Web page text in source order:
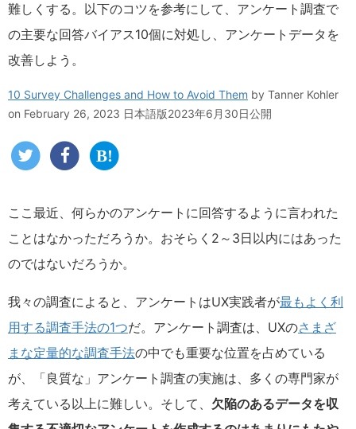
g
a
o
難しくする。以下のコツを参考にして、アンケート調査で
の主要な回答バイアス10個に対処し、アンケートデータを
改善しよう。
10 Survey Challenges and How to Avoid Them by Tanner Kohler
on February 26, 2023 日本語版2023年6月30日公開
ここ最近、何らかのアンケートに回答するように言われた
ことはなかっただろうか。おそらく2～3日以内にはあった
のではないだろうか。
我々の調査によると、アンケートはUX実践者が最もよく利
用する調査手法の1つだ。アンケート調査は、UXのさまざ
まな定量的な調査手法の中でも重要な位置を占めている
が、「良質な」アンケート調査の実施は、多くの専門家が
考えている以上に難しい。そして、 欠陥のあるデータを収